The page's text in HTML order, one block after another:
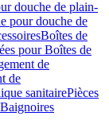
douche de plain-
pour douche de
Boîtes de
pour Boîtes de
de
de
sanitairePièces
Baignoires